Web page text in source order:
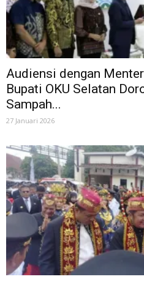
Audiensi dengan
Bupati OKU Selatan
Sampah...
27 Januari 2026